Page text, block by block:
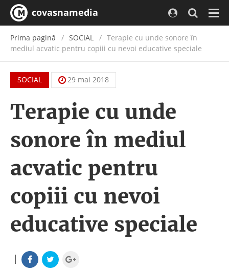
covasnamedia
Prima pagină SOCIAL
Terapie cu unde sonore în
mediul acvatic pentru copiii cu nevoi educative speciale
SOCIAL 29 mai 2018
Terapie cu unde
sonore în mediul
acvatic pentru
copiii cu nevoi
educative speciale
|